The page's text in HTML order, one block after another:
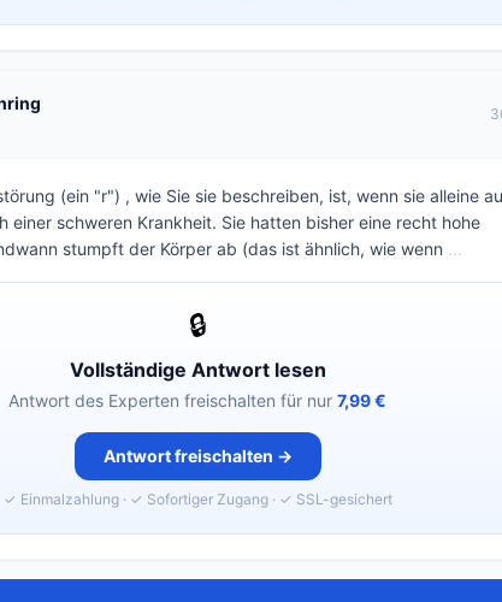
(ein "r") , wie Sie sie beschreiben, ist, wenn sie alleine
einer schweren Krankheit. Sie hatten bisher eine recht hohe
stumpft der Körper ab (das ist ähnlich, wie wenn ...
🔒
Vollständige Antwort lesen
Antwort des Experten freischalten für nur 7,99 €
Antwort freischalten →
✓ Einmalzahlung · ✓ Sofortiger Zugang · ✓ SSL-gesichert